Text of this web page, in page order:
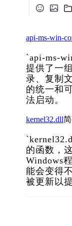
api-ms-win-
`api-ms-
提供了一
录、复制
的统一和
法启动。
kernel32.dll
的函数，
Windows
能会变得
被更新以